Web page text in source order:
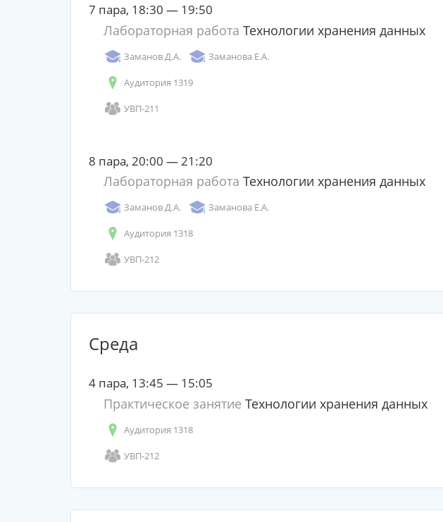
7 пара, 18:30 — 19:50
Лабораторная работа Технологии хранения данных
Заманов Д.А. Заманова Е.А.
Аудитория 1319
УВП-211
8 пара, 20:00 — 21:20
Лабораторная работа Технологии хранения данных
Заманов Д.А. Заманова Е.А.
Аудитория 1318
УВП-212
Среда
4 пара, 13:45 — 15:05
Практическое занятие Технологии хранения данных
Аудитория 1318
УВП-212